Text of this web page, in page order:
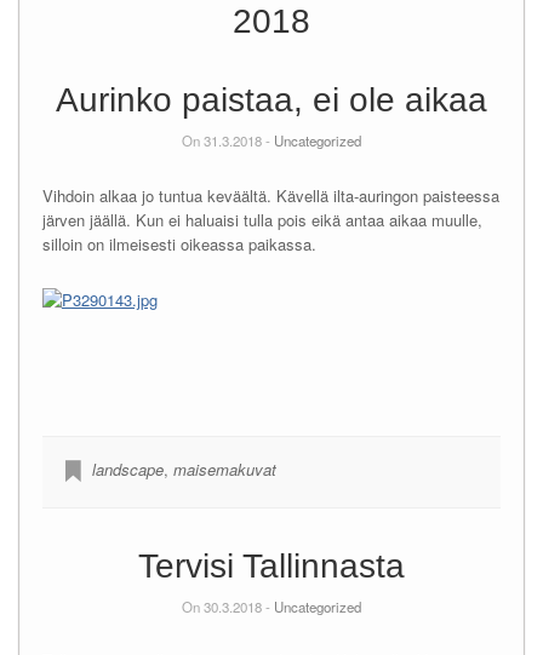
2018
Aurinko paistaa, ei ole aikaa
On 31.3.2018 - Uncategorized
Vihdoin alkaa jo tuntua keväältä. Kävellä ilta-auringon paisteessa
järven jäällä. Kun ei haluaisi tulla pois eikä antaa aikaa muulle,
silloin on ilmeisesti oikeassa paikassa.
landscape, maisemakuvat
Tervisi Tallinnasta
On 30.3.2018 - Uncategorized